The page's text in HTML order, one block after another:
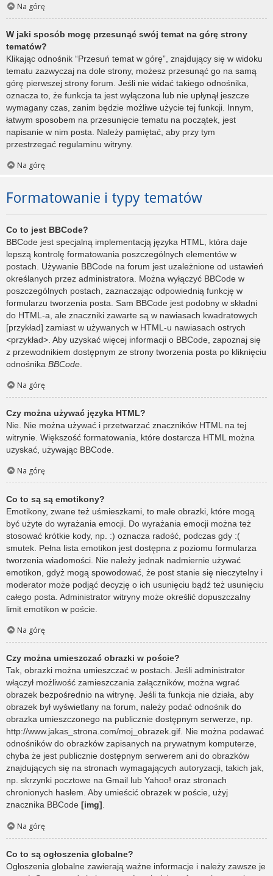
Na górę
W jaki sposób mogę przesunąć swój temat na górę strony
tematów?
Klikając odnośnik “Przesuń temat w górę”, znajdujący się w widoku
tematu zazwyczaj na dole strony, możesz przesunąć go na samą
górę pierwszej strony forum. Jeśli nie widać takiego odnośnika,
oznacza to, że funkcja ta jest wyłączona lub nie upłynął jeszcze
wymagany czas, zanim będzie możliwe użycie tej funkcji. Innym,
łatwym sposobem na przesunięcie tematu na początek, jest
napisanie w nim posta. Należy pamiętać, aby przy tym
przestrzegać regulaminu witryny.
Na górę
Formatowanie i typy tematów
Co to jest BBCode?
BBCode jest specjalną implementacją języka HTML, która daje
lepszą kontrolę formatowania poszczególnych elementów w
postach. Używanie BBCode na forum jest uzależnione od ustawień
określanych przez administratora. Można wyłączyć BBCode w
poszczególnych postach, zaznaczając odpowiednią funkcję w
formularzu tworzenia posta. Sam BBCode jest podobny w składni
do HTML-a, ale znaczniki zawarte są w nawiasach kwadratowych
[przykład] zamiast w używanych w HTML-u nawiasach ostrych
<przykład>. Aby uzyskać więcej informacji o BBCode, zapoznaj się
z przewodnikiem dostępnym ze strony tworzenia posta po kliknięciu
odnośnika BBCode
Na górę
Czy można używać języka HTML?
Nie. Nie można używać i przetwarzać znaczników HTML na tej
witrynie. Większość formatowania, które dostarcza HTML można
uzyskać, używając BBCode.
Na górę
Co to są są emotikony?
Emotikony, zwane też uśmieszkami, to małe obrazki, które mogą
być użyte do wyrażania emocji. Do wyrażania emocji można też
stosować krótkie kody, np. :) oznacza radość, podczas gdy :(
smutek. Pełna lista emotikon jest dostępna z poziomu formularza
tworzenia wiadomości. Nie należy jednak nadmiernie używać
emotikon, gdyż mogą spowodować, że post stanie się nieczytelny i
moderator może podjąć decyzję o ich usunięciu bądź też usunięciu
całego posta. Administrator witryny może określić dopuszczalny
limit emotikon w poście.
Na górę
Czy można umieszczać obrazki w poście?
Tak, obrazki można umieszczać w postach. Jeśli administrator
włączył możliwość zamieszczania załączników, można wgrać
obrazek bezpośrednio na witrynę. Jeśli ta funkcja nie działa, aby
obrazek był wyświetlany na forum, należy podać odnośnik do
obrazka umieszczonego na publicznie dostępnym serwerze, np.
http://www.jakas_strona.com/moj_obrazek.gif. Nie można podawać
odnośników do obrazków zapisanych na prywatnym komputerze,
chyba że jest publicznie dostępnym serwerem ani do obrazków
znajdujących się na stronach wymagających autoryzacji, takich jak,
np. skrzynki pocztowe na Gmail lub Yahoo! oraz stronach
chronionych hasłem. Aby umieścić obrazek w poście, użyj
znacznika BBCode [img].
Na górę
Co to są ogłoszenia globalne?
Ogłoszenia globalne zawierają ważne informacje i należy zawsze je